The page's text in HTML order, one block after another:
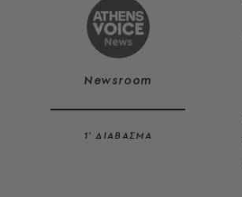
Newsroom
1’ ΔΙΑΒΑΣΜΑ